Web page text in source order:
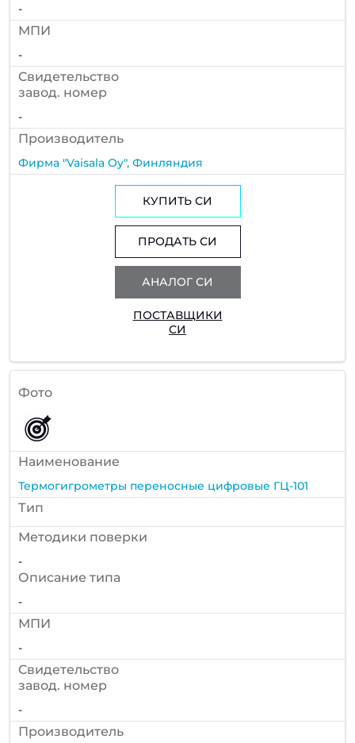
-
МПИ
-
Cвидетельство
завод. номер
-
Производитель
Фирма "Vaisala Oy", Финляндия
КУПИТЬ СИ
ПРОДАТЬ СИ
АНАЛОГ СИ
ПОСТАВЩИКИ
СИ
Фото
Наименование
Термогигрометры переносные цифровые ГЦ-101
Тип
Методики поверки
-
Описание типа
-
МПИ
-
Cвидетельство
завод. номер
-
Производитель